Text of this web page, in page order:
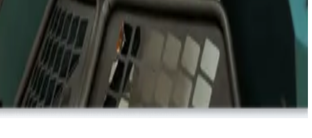
в индивидуальном порядке.
обеспечивает ежедневную коммуникацию.
соглашения для защиты авторских разработок.